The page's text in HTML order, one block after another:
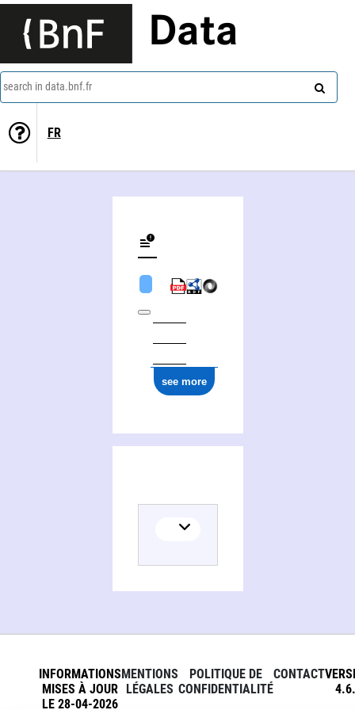
Data
search in data.bnf.fr
FR
see more
INFORMATIONS
MISES À JOUR
LE 28-04-2026
MENTIONS
LÉGALES
POLITIQUE DE
CONFIDENTIALITÉ
CONTACT